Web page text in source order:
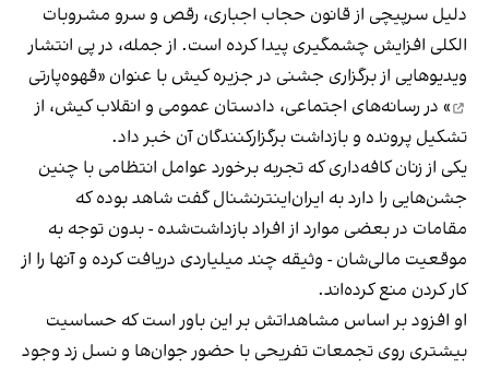
دلیل سرپیچی از قانون حجاب اجباری، رقص و سرو مشروبات
الکلی افزایش چشمگیری پیدا کرده است. از جمله، در پی انتشار
ویدیوهایی از برگزاری جشنی در جزیره کیش با عنوان «قهوه‌پارتی
» در رسانه‌های اجتماعی، دادستان عمومی و انقلاب کیش، از
تشکیل پرونده و بازداشت برگزارکنندگان آن خبر داد.
یکی از زنان کافه‌داری که تجربه برخورد عوامل انتظامی با چنین
جشن‌هایی را دارد به ایران‌اینترنشنال گفت شاهد بوده که
مقامات در بعضی موارد از افراد بازداشت‌‌شده - بدون توجه به
موقعیت مالی‌شان - وثیقه چند میلیاردی دریافت کرده و آنها را از
کار کردن منع کرده‌اند.
او افزود بر اساس مشاهداتش بر این باور است که حساسیت
بیشتری روی تجمعات تفریحی با حضور جوان‌ها و نسل زد وجود